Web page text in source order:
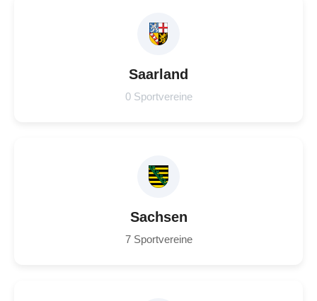
Saarland
0 Sportvereine
Sachsen
7 Sportvereine